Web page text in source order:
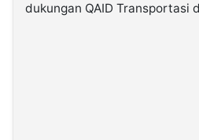
dukungan QAID Transportasi